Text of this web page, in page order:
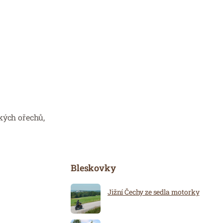
ořechů,
Bleskovky
Jižní Čechy ze sedla motorky